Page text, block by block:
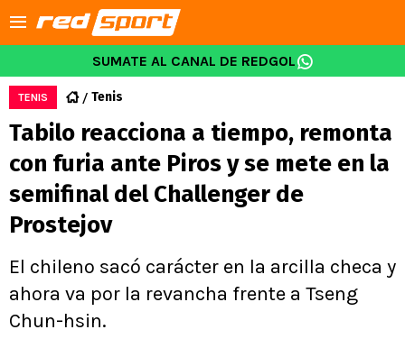
SUMATE AL CANAL DE REDGOL
TENIS Tenis
Tabilo reacciona a tiempo, remonta
con furia ante Piros y se mete en la
semifinal del Challenger de
Prostejov
El chileno sacó carácter en la arcilla checa y
ahora va por la revancha frente a Tseng
Chun-hsin.